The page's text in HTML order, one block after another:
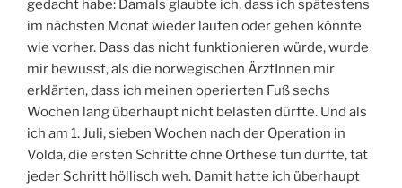
gedacht habe: Damals glaubte ich, dass ich spätestens
im nächsten Monat wieder laufen oder gehen könnte
wie vorher. Dass das nicht funktionieren würde, wurde
mir bewusst, als die norwegischen ÄrztInnen mir
erklärten, dass ich meinen operierten Fuß sechs
Wochen lang überhaupt nicht belasten dürfte. Und als
ich am 1. Juli, sieben Wochen nach der Operation in
Volda, die ersten Schritte ohne Orthese tun durfte, tat
jeder Schritt höllisch weh. Damit hatte ich überhaupt